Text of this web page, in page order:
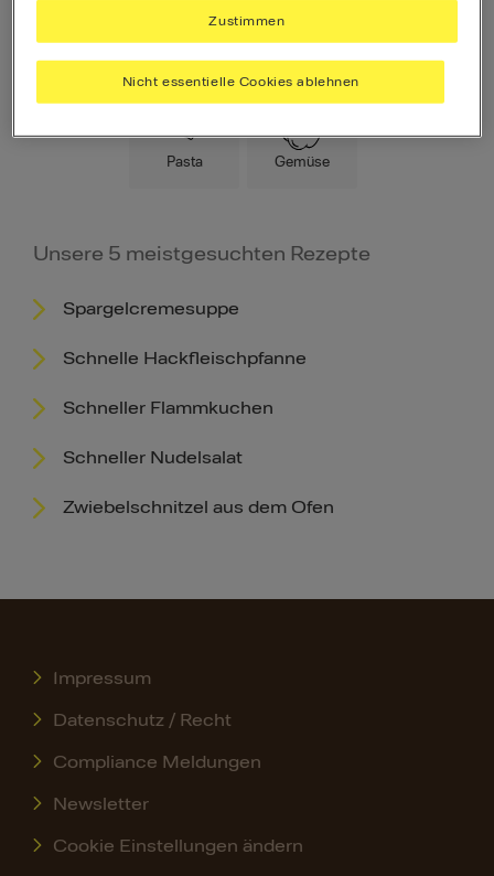
Hauptspeise Fleisch Low Carb
Pasta Gemüse
Unsere 5 meistgesuchten Rezepte
Spargelcremesuppe
Schnelle Hackfleischpfanne
Schneller Flammkuchen
Schneller Nudelsalat
Zwiebelschnitzel aus dem Ofen
Impressum
Datenschutz / Recht
Compliance Meldungen
Newsletter
Cookie Einstellungen ändern
Nicht essentielle Cookies ablehnen
Zustimmen